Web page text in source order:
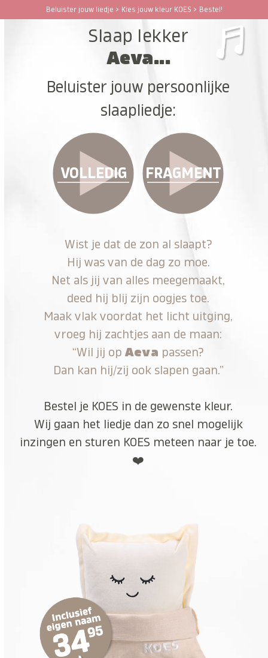
Beluister jouw liedje > Kies jouw kleur KOES > Bestel!
Open
Close
Slaap lekker
Aeva...
Beluister jouw persoonlijke
slaapliedje:
VOLLEDIG FRAGMENT
Wist je dat de zon al slaapt?
Hij was van de dag zo moe.
Net als jij van alles meegemaakt,
deed hij blij zijn oogjes toe.
Maak vlak voordat het licht uitging,
vroeg hij zachtjes aan de maan:
“Wil jij opAeva passen?
Dan kan hij/zij ook slapen gaan.”
Bestel je KOES in de gewenste kleur.
Wij gaan het liedje dan zo snel mogelijk
inzingen en sturen KOES meteen naar je toe.
❤️